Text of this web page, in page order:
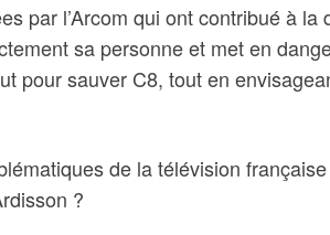
par l’Arcom qui ont contribué à la
sa personne et met en
pour sauver C8, tout en
de la télévision
?